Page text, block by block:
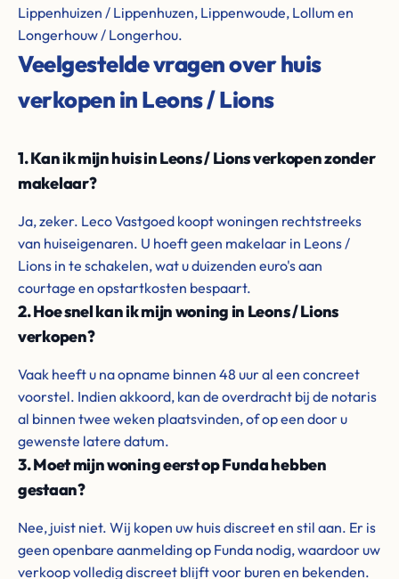
Lippenhuizen / Lippenhuzen, Lippenwoude, Lollum en
Longerhouw / Longerhou.
Veelgestelde vragen over huis
verkopen in Leons / Lions
1. Kan ik mijn huis in Leons / Lions verkopen zonder
makelaar?
Ja, zeker. Leco Vastgoed koopt woningen rechtstreeks
van huiseigenaren. U hoeft geen makelaar in Leons /
Lions in te schakelen, wat u duizenden euro's aan
courtage en opstartkosten bespaart.
2. Hoe snel kan ik mijn woning in Leons / Lions
verkopen?
Vaak heeft u na opname binnen 48 uur al een concreet
voorstel. Indien akkoord, kan de overdracht bij de notaris
al binnen twee weken plaatsvinden, of op een door u
gewenste latere datum.
3. Moet mijn woning eerst op Funda hebben
gestaan?
Nee, juist niet. Wij kopen uw huis discreet en stil aan. Er is
geen openbare aanmelding op Funda nodig, waardoor uw
verkoop volledig discreet blijft voor buren en bekenden.